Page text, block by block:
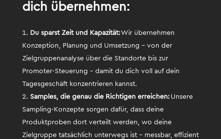
dich übernehmen:
Du sparst Zeit und Kapazität:Wir übernehmen
Konzeption, Planung und Umsetzung – von der
Zielgruppenanalyse über die Standorte bis zur
Promoter-Steuerung – damit du dich voll auf dein
Tagesgeschäft konzentrieren kannst.
Samples, die genau die Richtigen erreichen:Unsere
Sampling-Konzepte sorgen dafür, dass deine
Produktproben dort verteilt werden, wo deine
Zielgruppe tatsächlich unterwegs ist – messbar, effizient